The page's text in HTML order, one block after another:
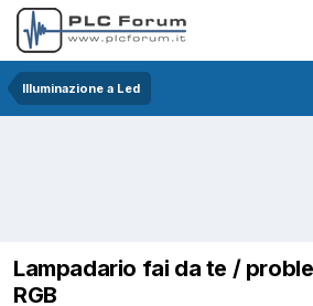
Illuminazione a Led
Lampadario fai da te /
RGB